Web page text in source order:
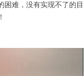
困难，没有实现不了的目